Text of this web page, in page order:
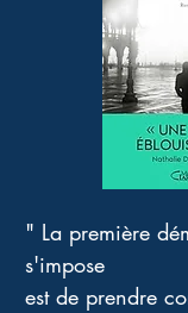
" La première
s'impose
est de prendre